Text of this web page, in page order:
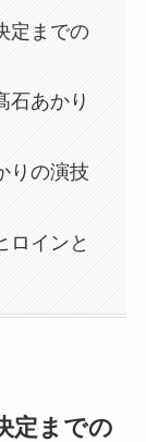
定までの
石あかり
りの演技
ロインと
定までの